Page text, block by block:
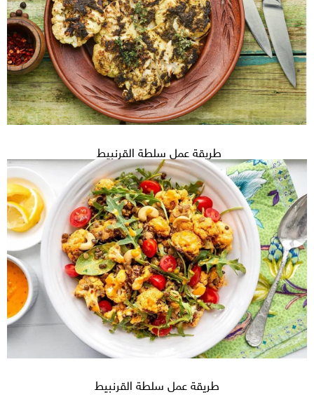
طريقة عمل سلطة القرنبيط
طريقة عمل سلطة القرنبيط